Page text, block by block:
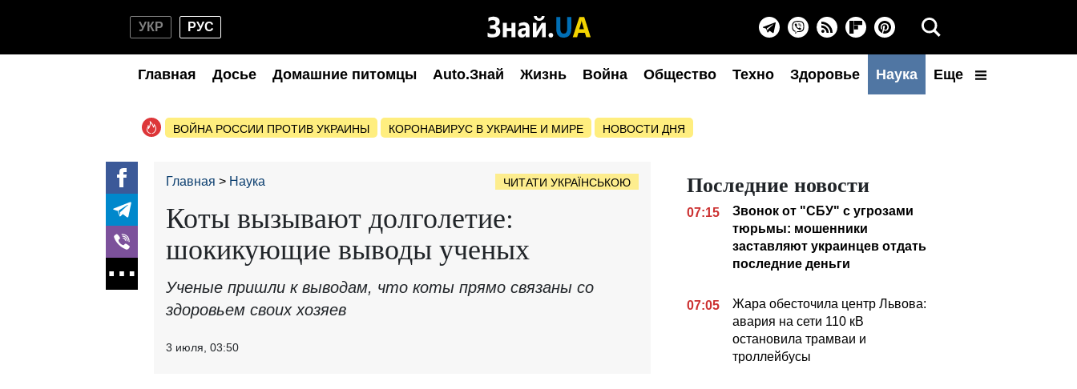
УКР РУС
Главная Досье Домашние питомцы Auto.Знай Жизнь Война Общество Техно Здоровье Наука Еще
ВОЙНА РОССИИ ПРОТИВ УКРАИНЫ КОРОНАВИРУС В УКРАИНЕ И МИРЕ НОВОСТИ ДНЯ
Главная Наука ЧИТАТИ УКРАЇНСЬКОЮ
Коты вызывают долголетие:
шокикующие выводы ученых
Ученые пришли к выводам, что коты прямо связаны со
здоровьем своих хозяев
3 июля, 03:50
Последние новости
07:15
Звонок от "СБУ" с угрозами
тюрьмы: мошенники
заставляют украинцев отдать
последние деньги
07:05
Жара обесточила центр Львова:
авария на сети 110 кВ
остановила трамваи и
троллейбусы